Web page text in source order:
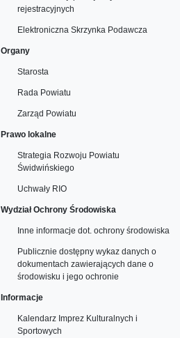
rejestracyjnych
Elektroniczna Skrzynka Podawcza
Organy
Starosta
Rada Powiatu
Zarząd Powiatu
Prawo lokalne
Strategia Rozwoju Powiatu
Świdwińskiego
Uchwały RIO
Wydział Ochrony Środowiska
Inne informacje dot. ochrony środowiska
Publicznie dostępny wykaz danych o
dokumentach zawierających dane o
środowisku i jego ochronie
Informacje
Kalendarz Imprez Kulturalnych i
Sportowych